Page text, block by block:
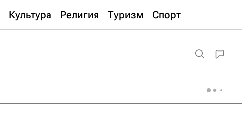
Культура Религия Туризм Спорт